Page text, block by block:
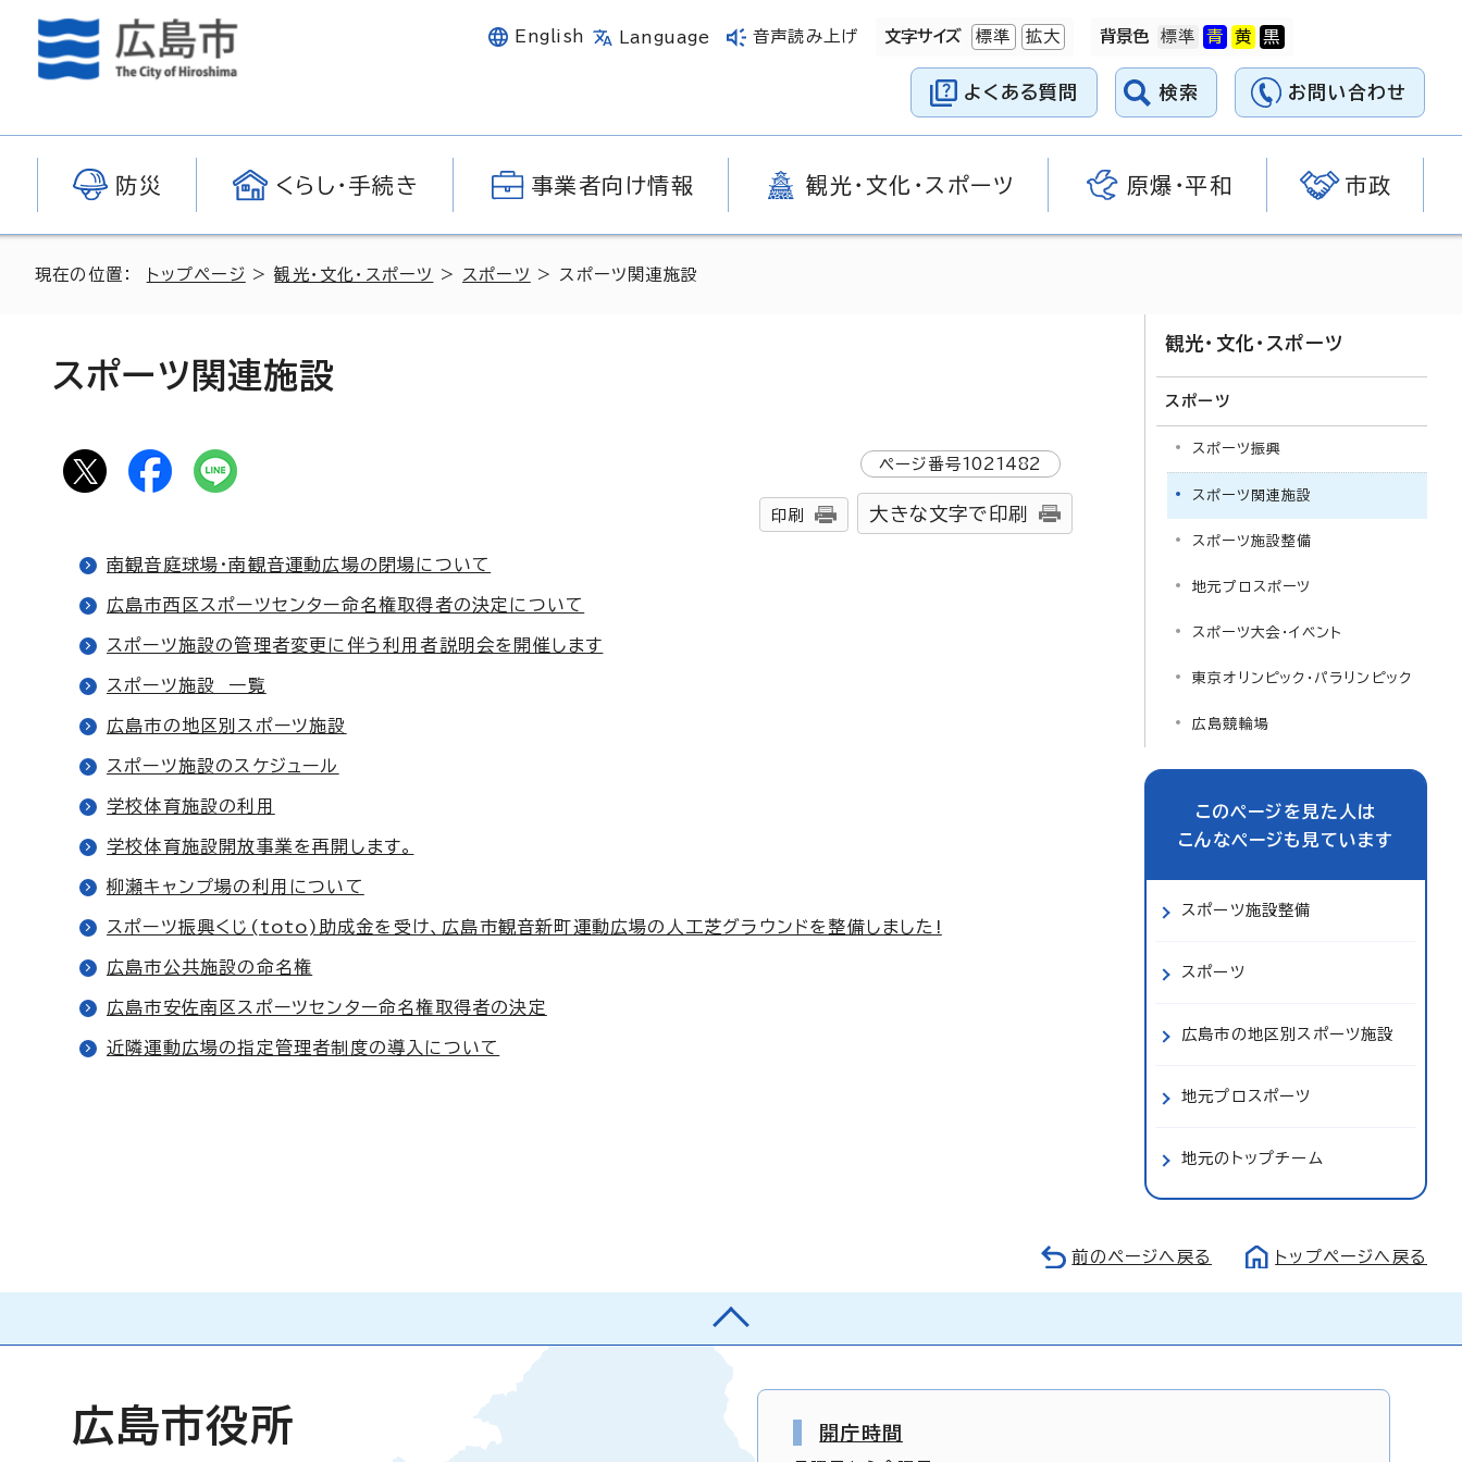
English Language 音声読み上げ 文字サイズ 標準 拡大 背景色
よくある質問 検索 お問い合わせ
防災 くらし・手続き 事業者向け情報 観光・文化・スポーツ 原爆・平和 市政
現在の位置： トップページ >観光・文化・スポーツ > スポーツ > スポーツ関連施設
スポーツ関連施設
ページ番号1021482
印刷 大きな文字で印刷
南観音庭球場・南観音運動広場の閉場について
広島市西区スポーツセンター命名権取得者の決定について
スポーツ施設の管理者変更に伴う利用者説明会を開催します
スポーツ施設 一覧
広島市の地区別スポーツ施設
スポーツ施設のスケジュール
学校体育施設の利用
学校体育施設開放事業を再開します。
柳瀬キャンプ場の利用について
スポーツ振興くじ(toto)助成金を受け、広島市観音新町運動広場の人工芝グラウンドを整備しました!
広島市公共施設の命名権
広島市安佐南区スポーツセンター命名権取得者の決定
近隣運動広場の指定管理者制度の導入について
観光・文化・スポーツ
スポーツ
スポーツ振興
スポーツ関連施設
スポーツ施設整備
地元プロスポーツ
スポーツ大会・イベント
東京オリンピック・パラリンピック
広島競輪場
このページを見た人は
こんなページも見ています
スポーツ施設整備
スポーツ
広島市の地区別スポーツ施設
地元プロスポーツ
地元のトップチーム
前のページへ戻る トップページへ戻る
広島市役所 開庁時間